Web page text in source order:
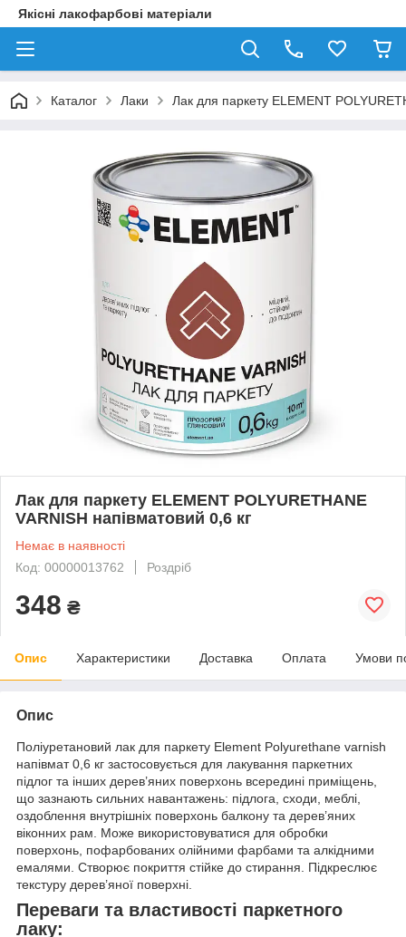
Якісні лакофарбові матеріали
Каталог Лаки Лак для паркету ELEMENT
Лак для паркету ELEMENT POLYURETHANE
VARNISH напівматовий 0,6 кг
Немає в наявності
Код: 00000013762
Роздріб
348 ₴
Опис Характеристики Доставка Оплата Умови
Опис
Поліуретановий лак для паркету Element Polyurethane varnish
напівмат 0,6 кг застосовується для лакування паркетних
підлог та інших дерев’яних поверхонь всередині приміщень,
що зазнають сильних навантажень: підлога, сходи, меблі,
оздоблення внутрішніх поверхонь балкону та дерев’яних
віконних рам. Може використовуватися для обробки
поверхонь, пофарбованих олійними фарбами та алкідними
емалями. Створює покриття стійке до стирання. Підкреслює
текстуру дерев’яної поверхні.
Переваги та властивості паркетного
лаку: